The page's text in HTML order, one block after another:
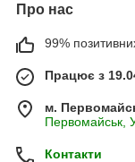
Про нас
99%
Працює з
м.
Первомайськ,
Контакти